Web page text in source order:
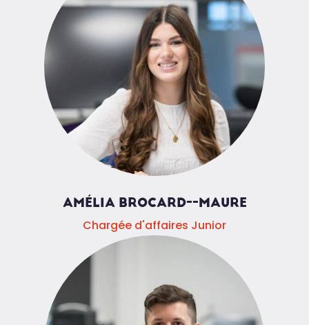
AMÉLIA BROCARD--MAURE
Chargée d'affaires Junior